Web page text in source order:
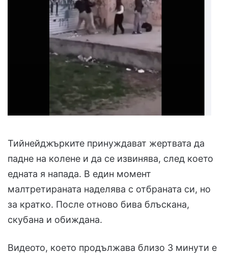
Тийнейджърките принуждават жертвата да
падне на колене и да се извинява, след което
едната я напада. В един момент
малтретираната наделява с отбраната си, но
за кратко. После отново бива блъскана,
скубана и обиждана.
Видеото, което продължава близо 3 минути е